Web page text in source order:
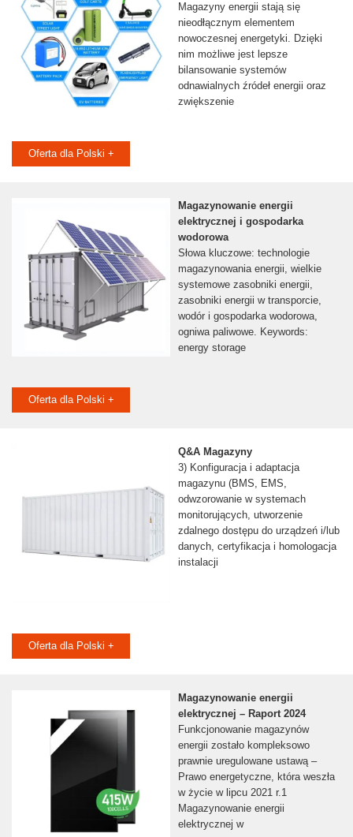
Magazyny energii stają się
nieodłącznym elementem
nowoczesnej energetyki. Dzięki
nim możliwe jest lepsze
bilansowanie systemów
odnawialnych źródeł energii oraz
zwiększenie
Oferta dla Polski +
Magazynowanie energii
elektrycznej i gospodarka
wodorowa
Słowa kluczowe: technologie
magazynowania energii, wielkie
systemowe zasobniki energii,
zasobniki energii w transporcie,
wodór i gospodarka wodorowa,
ogniwa paliwowe. Keywords:
energy storage
Oferta dla Polski +
Q&A Magazyny
3) Konfiguracja i adaptacja
magazynu (BMS, EMS,
odwzorowanie w systemach
monitorujących, utworzenie
zdalnego dostępu do urządzeń i/lub
danych, certyfikacja i homologacja
instalacji
Oferta dla Polski +
Magazynowanie energii
elektrycznej – Raport 2024
Funkcjonowanie magazynów
energii zostało kompleksowo
prawnie uregulowane ustawą –
Prawo energetyczne, która weszła
w życie w lipcu 2021 r.1
Magazynowanie energii
elektrycznej w